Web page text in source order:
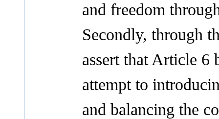
and freedom
Secondly, through
assert that Article 6
attempt to
and balancing the